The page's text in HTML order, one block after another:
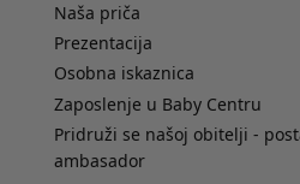
Naša priča
Prezentacija
Osobna iskaznica
Zaposlenje u Baby Centru
Pridruži se našoj obitelji -
ambasador